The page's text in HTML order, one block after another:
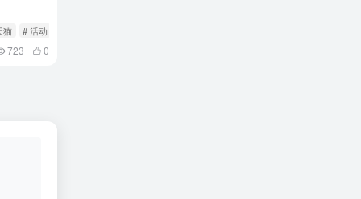
猫 # 活动
723 0